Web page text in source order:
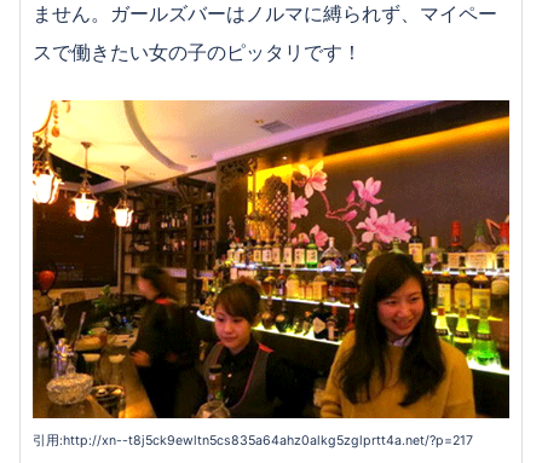
ません。ガールズバーはノルマに縛られず、マイペー
スで働きたい女の子のピッタリです！
引用:http://xn--t8j5ck9ewltn5cs835a64ahz0alkg5zglprtt4a.net/?p=217